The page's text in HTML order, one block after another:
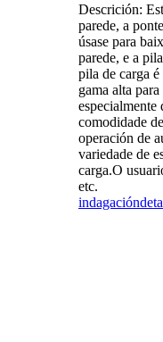
Descrición:
parede, a
úsase para
parede, e a
pila de carga
gama alta
especialmente
comodidade
operación de
variedade de
carga.O
etc.
indagación